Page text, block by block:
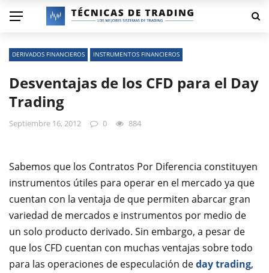
DERIVADOS FINANCIEROS INSTRUMENTOS FINANCIEROS
Desventajas de los CFD para el Day
Trading
Septiembre 16, 2012 0 884
Sabemos que los Contratos Por Diferencia constituyen
instrumentos útiles para operar en el mercado ya que
cuentan con la ventaja de que permiten abarcar gran
variedad de mercados e instrumentos por medio de
un solo producto derivado. Sin embargo, a pesar de
que los CFD cuentan con muchas ventajas sobre todo
para las operaciones de especulación deday trading,